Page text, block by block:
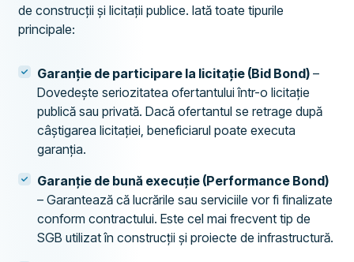
de construcții și licitații publice. Iată toate tipurile
principale:
Garanție de participare la licitație (Bid Bond) –
Dovedește seriozitatea ofertantului într-o licitație
publică sau privată. Dacă ofertantul se retrage după
câștigarea licitației, beneficiarul poate executa
garanția.
Garanție de bună execuție (Performance Bond)
– Garantează că lucrările sau serviciile vor fi finalizate
conform contractului. Este cel mai frecvent tip de
SGB utilizat în construcții și proiecte de infrastructură.